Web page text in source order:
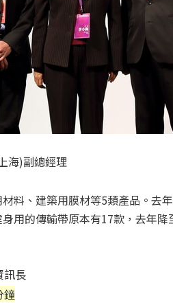
海)副總經理
料、建築用膜材等5類產品。去
用的傳輸帶原本有17款，去年
訊長
鐘